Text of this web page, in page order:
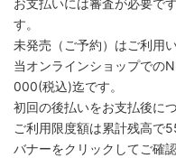
お支払いには審査が必要で
す。
未発売（ご予約）はご利用
当オンラインショップでの
000(税込)迄です。
初回の後払いをお支払後に
ご利用限度額は累計残高で
バナーをクリックしてご確認